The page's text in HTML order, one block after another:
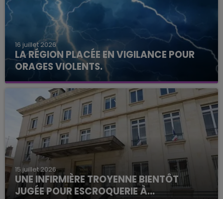
16 juillet 2026
LA RÉGION PLACÉE EN VIGILANCE POUR
ORAGES VIOLENTS.
15 juillet 2026
UNE INFIRMIÈRE TROYENNE BIENTÔT
JUGÉE POUR ESCROQUERIE À...